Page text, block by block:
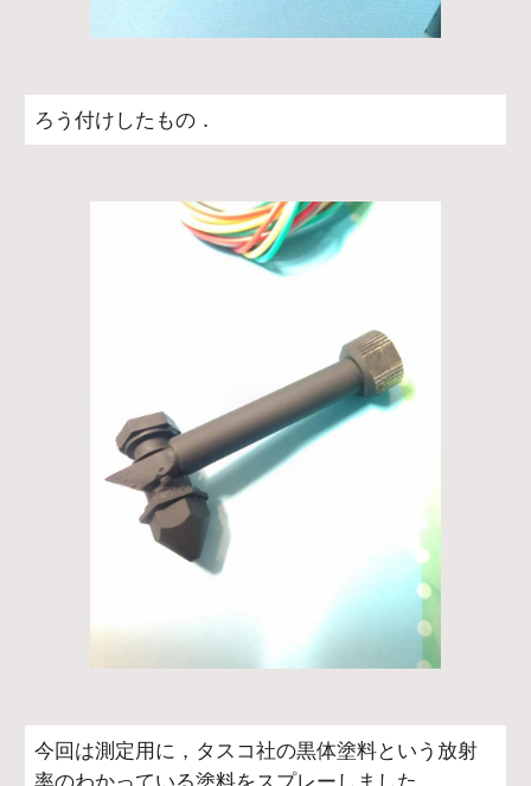
ろう付けしたもの．
今回は測定用に，タスコ社の黒体塗料という放射
率のわかっている塗料をスプレーしました．